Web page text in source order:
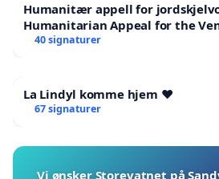
Humanitær appell for
Humanitarian Appeal for the
Victims
40 signaturer
La Lindyl komme hjem ❤️
67 signaturer
Vi ønsker Storevatnet på